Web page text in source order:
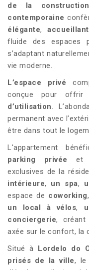
de la construction
contemporaine
élégante,
fluide des espaces
s’adaptant
vie moderne.
L’espace privé
conçue pour offrir
d’utilisation.
permanent avec
être dans tout le
L'appartement
parking privée
et
exclusives de la
intérieure, un spa,
espace de coworking,
un local à vélos,
conciergerie, créant
axée sur le confort, la
Situé à
Lordelo do
prisés de la ville, le